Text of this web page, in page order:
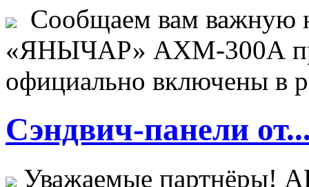
Сообщаем вам важную
«ЯНЫЧАР» АХМ-300А
официально включены в
Сэндвич-панели
Уважаемые